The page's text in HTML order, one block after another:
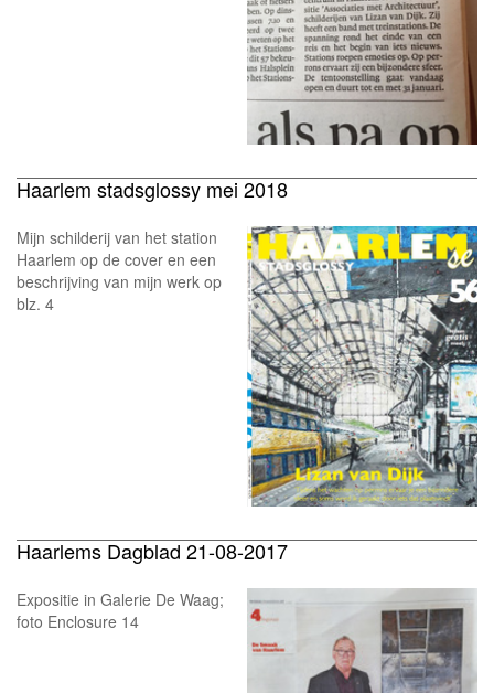
Haarlem stadsglossy mei 2018
Mijn schilderij van het station
Haarlem op de cover en een
beschrijving van mijn werk op
blz. 4
Haarlems Dagblad 21-08-2017
Expositie in Galerie De Waag;
foto Enclosure 14